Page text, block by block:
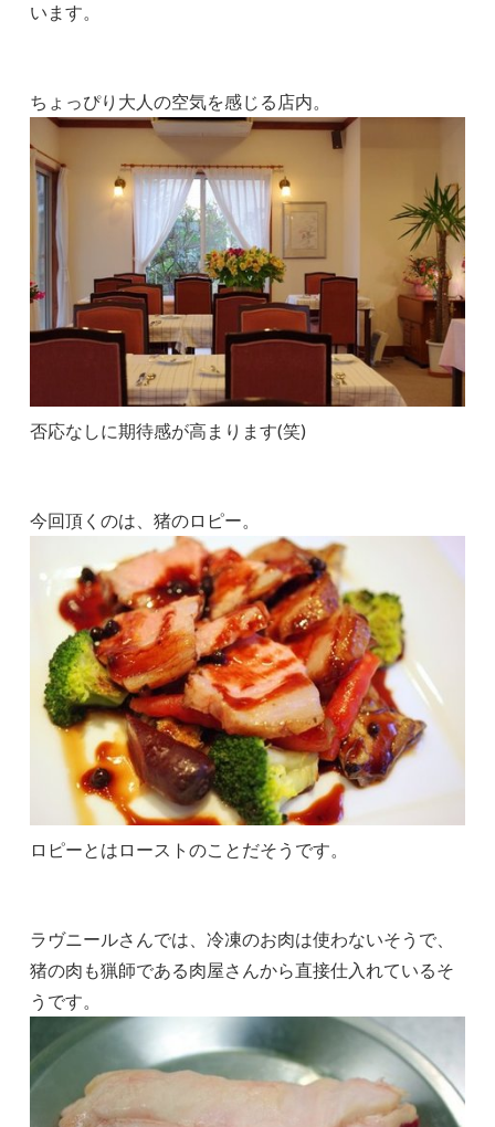
います。
ちょっぴり大人の空気を感じる店内。
否応なしに期待感が高まります(笑)
今回頂くのは、猪のロピー。
ロピーとはローストのことだそうです。
ラヴニールさんでは、冷凍のお肉は使わないそうで、
猪の肉も猟師である肉屋さんから直接仕入れているそ
うです。